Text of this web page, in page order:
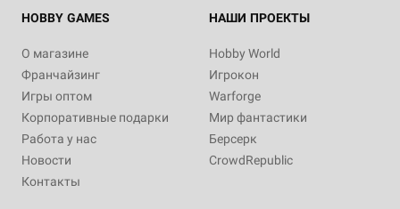
HOBBY GAMES
О магазине
Франчайзинг
Игры оптом
Корпоративные подарки
Работа у нас
Новости
Контакты
НАШИ ПРОЕКТЫ
Hobby World
Игрокон
Warforge
Мир фантастики
Берсерк
CrowdRepublic